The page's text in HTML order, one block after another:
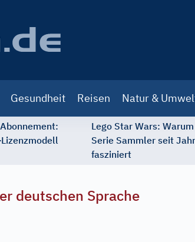
Gesundheit Reisen Natur &
Lego Star Wars:
Serie Sammler seit
fasziniert
deutschen Sprache